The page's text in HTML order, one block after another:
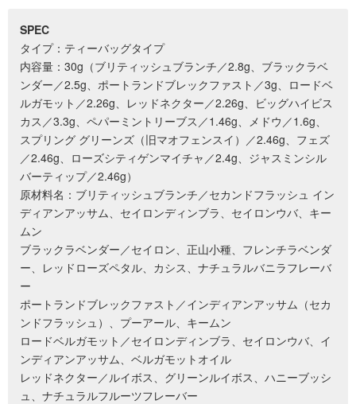
SPEC
タイプ：ティーバッグタイプ
内容量：30g（ブリティッシュブランチ／2.8g、ブラックラベ
ンダー／2.5g、ポートランドブレックファスト／3g、ロードベ
ルガモット／2.26g、レッドネクター／2.26g、ビッグハイビス
カス／3.3g、ペパーミントリーブス／1.46g、メドウ／1.6g、
スプリング グリーンズ（旧マオフェンスイ）／2.46g、フェズ
／2.46g、ローズシティゲンマイチャ／2.4g、ジャスミンシル
バーティップ／2.46g）
原材料名：ブリティッシュブランチ／セカンドフラッシュ イン
ディアンアッサム、セイロンディンブラ、セイロンウバ、キー
ムン
ブラックラベンダー／セイロン、正山小種、フレンチラベンダ
ー、レッドローズペタル、カシス、ナチュラルバニラフレーバ
ー
ポートランドブレックファスト／インディアンアッサム（セカ
ンドフラッシュ）、プーアール、キームン
ロードベルガモット／セイロンディンブラ、セイロンウバ、イ
ンディアンアッサム、ベルガモットオイル
レッドネクター／ルイボス、グリーンルイボス、ハニーブッシ
ュ、ナチュラルフルーツフレーバー